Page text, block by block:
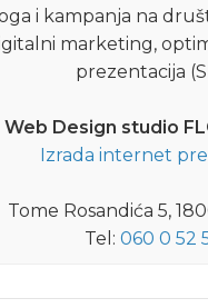
i kampanja na
marketing,
prezentacija
Web Design studio
Izrada internet
Tome Rosandića 5,
Tel: 060 0 52